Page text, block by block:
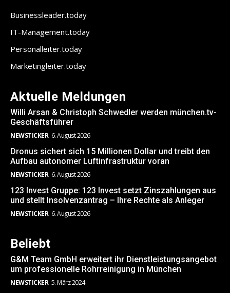
Businessleader.today
IT-Management.today
Personalleiter.today
Marketingleiter.today
Aktuelle Meldungen
Willi Arsan & Christoph Schwedler werden münchen.tv-
Geschäftsführer
NEWSTICKER 6. August 2026
Dronus sichert sich 15 Millionen Dollar und treibt den
Aufbau autonomer Luftinfrastruktur voran
NEWSTICKER 6. August 2026
123 Invest Gruppe: 123 Invest setzt Zinszahlungen aus
und stellt Insolvenzantrag – Ihre Rechte als Anleger
NEWSTICKER 6. August 2026
Beliebt
G&M Team GmbH erweitert ihr Dienstleistungsangebot
um professionelle Rohrreinigung in München
NEWSTICKER 5. März 2024